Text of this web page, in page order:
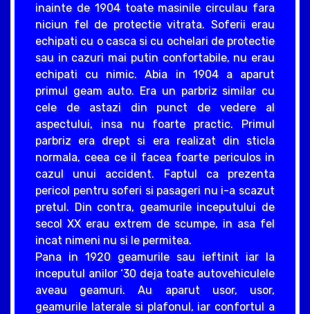
inainte de 1904 toate masinile circulau fara
niciun fel de protectie vitrata. Soferii erau
echipati cu o casca si cu ochelari de protectie
sau in cazuri mai putin confortabile, nu erau
echipati cu nimic. Abia in 1904 a aparut
primul geam auto. Era un parbriz similar cu
cele de astazi din punct de vedere al
aspectului, insa nu foarte practic. Primul
parbriz era drept si era realizat din sticla
normala, ceea ce il facea foarte periculos in
cazul unui accident. Faptul ca prezenta
pericol pentru soferi si pasageri nu i-a scazut
pretul. Din contra, geamurile inceputului de
secol XX erau extrem de scumpe, in asa fel
incat nimeni nu si le permitea.
Pana in 1920 geamurile sau ieftinit iar la
inceputul anilor ‘30 deja toate autovehiculele
aveau geamuri. Au aparut usor, usor,
geamurile laterale si plafonul, iar confortul a